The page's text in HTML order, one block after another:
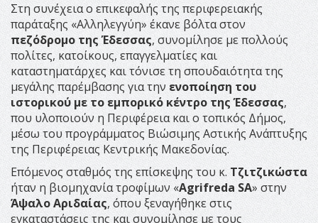
Στη συνέχεια ο επικεφαλής της περιφερειακής
παράταξης «Αλληλεγγύη» έκανε βόλτα στον
πεζόδρομο της Έδεσσας, συνομίλησε με πολλούς
πολίτες, κατοίκους, επαγγελματίες και
καταστηματάρχες και τόνισε τη σπουδαιότητα της
μεγάλης παρέμβασης για την ενοποίηση του
ιστορικού με το εμπορικό κέντρο της Έδεσσας,
που υλοποιούν η Περιφέρεια και ο τοπικός Δήμος,
μέσω του προγράμματος Βιώσιμης Αστικής Ανάπτυξης
της Περιφέρειας Κεντρικής Μακεδονίας.
Επόμενος σταθμός της επίσκεψης του κ.Τζιτζικώστα
ήταν η βιομηχανία τροφίμων «Agrifreda SA» στην
Άψαλο Αριδαίας, όπου ξεναγήθηκε στις
εγκαταστάσεις της και συνομίλησε με τους